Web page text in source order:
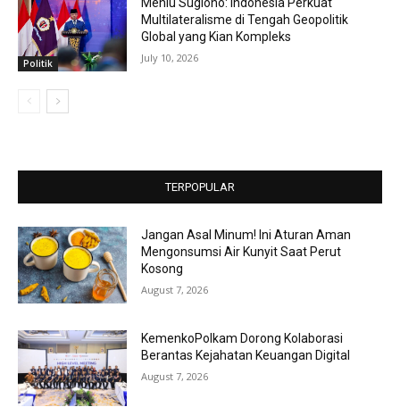
Politik
Menlu Sugiono: Indonesia Perkuat
Multilateralisme di Tengah Geopolitik
Global yang Kian Kompleks
July 10, 2026
TERPOPULAR
Jangan Asal Minum! Ini Aturan Aman
Mengonsumsi Air Kunyit Saat Perut
Kosong
August 7, 2026
KemenkoPolkam Dorong Kolaborasi
Berantas Kejahatan Keuangan Digital
August 7, 2026